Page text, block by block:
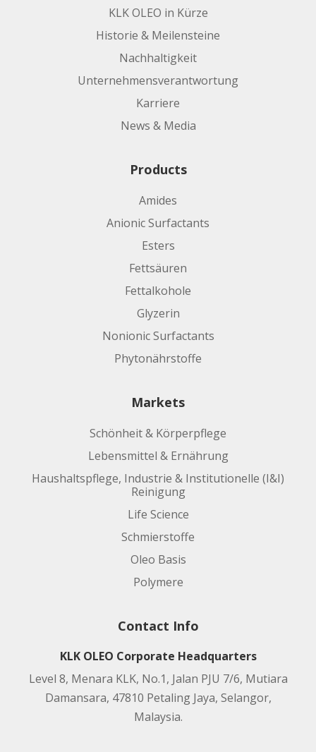
KLK OLEO in Kürze
Historie & Meilensteine
Nachhaltigkeit
Unternehmensverantwortung
Karriere
News & Media
Products
Amides
Anionic Surfactants
Esters
Fettsäuren
Fettalkohole
Glyzerin
Nonionic Surfactants
Phytonährstoffe
Markets
Schönheit & Körperpflege
Lebensmittel & Ernährung
Haushaltspflege, Industrie & Institutionelle (I&I)
Reinigung
Life Science
Schmierstoffe
Oleo Basis
Polymere
Contact Info
KLK OLEO Corporate Headquarters
Level 8, Menara KLK, No.1, Jalan PJU 7/6, Mutiara
Damansara, 47810 Petaling Jaya, Selangor,
Malaysia.